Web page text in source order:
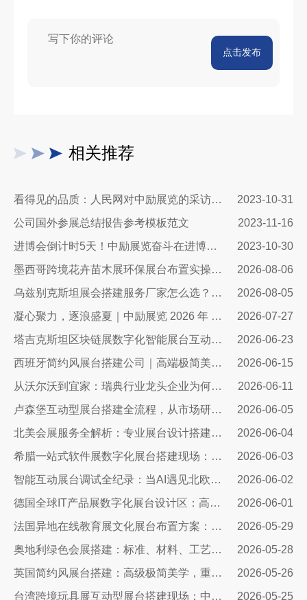
点击发布
相关推荐
看得见的品质：人民网对中励展览的采访报道
2023-10-31
公司国外参展总结报告参考模板范文
2023-11-16
进博会倒计时5天！中励展览奋斗在进博会开幕式之前！
2023-10-30
墨西哥跨境花卉苗木展环保展台布置实操指南：避开行业骗局，靠绿色展台拿下北美花卉订单
2026-08-06
乌兹别克斯坦展会搭建服务厂家怎么选？避开行业乱象，实地工厂服务商才是参展标配
2026-08-05
凝心聚力，逐浪盛夏｜中励展览 2026 年 7 月莫干山三日团建之旅圆满收官
2026-07-27
塔吉克斯坦区块链展数字化智能展台互动区全方案：高转化、可溯源、适配中亚数字市场的展台搭建指南
2026-06-23
西班牙简约风展台搭建公司｜高端极简美学，打造欧洲展会专属展示空间
2026-06-15
从沃尔沃到宜家：瑞典行业龙头企业为何信赖我们的展台设计？
2026-06-11
卢森堡互动型展台搭建全流程，从市场研判、方案设计、技术落地……
2026-06-05
北美会展服务全解析：专业展台设计搭建，助力企业深耕北美市场
2026-06-04
希腊一站式软件展数字化展台搭建现场：科技赋能出海，打造欧洲数字展示新标杆
2026-06-03
智能互动展台调试全纪录：当AI遇见北欧展厅，一场技术与匠心交手的硬仗
2026-06-02
德国全球IT产品展数字化展台设计区：高端科技展台搭建核心方案
2026-06-01
法国异地在线教育展文化展台布置方案：兼顾品牌质感与引流转化
2026-05-29
奥地利绿色会展搭建：标准、材料、工艺与落地全解
2026-05-28
英国简约风展台搭建：高级极简美学，重塑国际展会品牌展示质感
2026-05-26
台湾跨境玩具展互动型展台搭建现场：中励展览设计搭建公司
2026-05-25